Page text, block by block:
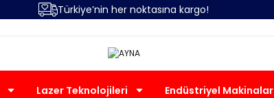
Türkiye’nin her noktasına kargo!
Lazer Teknolojileri Endüstriyel Makinalar